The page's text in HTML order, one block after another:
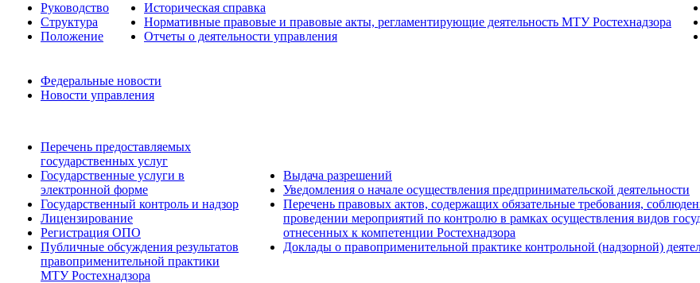
Руководство
Структура
Положение
Историческая справка
Нормативные правовые и правовые акты, регламентирующие деятельность МТУ Ростехнадзора
Отчеты о деятельности управления
Федеральные новости
Новости управления
Перечень предоставляемых
государственных услуг
Государственные услуги в
электронной форме
Государственный контроль и надзор
Лицензирование
Регистрация ОПО
Публичные обсуждения результатов
правоприменительной практики
МТУ Ростехнадзора
Выдача разрешений
Уведомления о начале осуществления предпринимательской деятельности
Перечень правовых актов, содержащих обязательные требования,
проведении мероприятий по контролю в рамках осуществления видов
отнесенных к компетенции Ростехнадзора
Доклады о правоприменительной практике контрольной (надзорной)